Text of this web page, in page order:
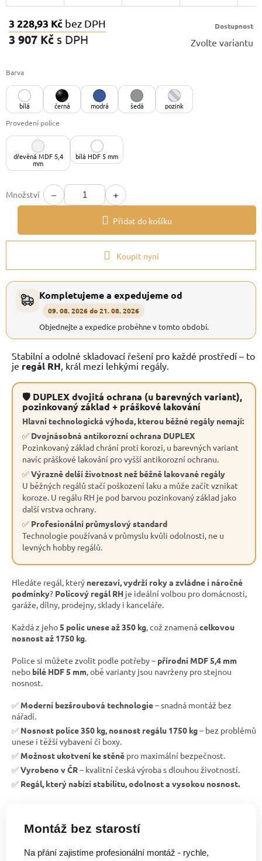
3 228,93 Kč bez DPH
3 907 Kč s DPH
Dostupnost
Zvolte variantu
Barva
bílá černá modrá šedá
pozink
Provedení police
dřevěná MDF 5,4
mm
bílá HDF 5 mm
Množství − +
Přidat do košíku
Koupit nyní
Kompletujeme a expedujeme od
09. 08. 2026 do 21. 08. 2026
Objednejte a expedice proběhne v tomto období.
Stabilní a odolné skladovací řešení pro každé prostředí – to
je regál RH , král mezi lehkými regály.
🛡 DUPLEX dvojitá ochrana (u barevných variant),
pozinkovaný základ + práškové lakování
Hlavní technologická výhoda, kterou běžné regály nemají:
✅ Dvojnásobná antikorozní ochrana DUPLEX
Pozinkovaný základ chrání proti korozi, u barevných variant
navíc práškové lakování pro vyšší antikorozní ochranu.
✅Výrazně delší životnost než běžně lakované regály
U běžných regálů stačí poškození laku a může začít vznikat
koroze. U regálu RH je pod barvou pozinkovaný základ jako
další vrstva ochrany.
✅ Profesionální průmyslový standard
Technologie používaná v průmyslu kvůli odolnosti, ne u
levných hobby regálů.
Hledáte regál, který nerezaví, vydrží roky a zvládne i náročné
podmínky? Policový regál RH je ideální volbou pro domácnosti,
garáže, dílny, prodejny, sklady i kanceláře.
Každá z jeho5 polic unese až 350 kg, což znamenácelkovou
nosnost až 1750 kg.
Police si můžete zvolit podle potřeby – přírodní MDF 5,4 mm
nebo bílé HDF 5 mm, obě varianty jsou navrženy pro stejnou
nosnost.
✅ Moderní bezšroubová technologie– snadná montáž bez
nářadí.
✅ Nosnost police 350 kg, nosnost regálu 1750 kg– bez problémů
unese i těžší vybavení či boxy.
✅ Možnost ukotvení ke stěně pro maximální bezpečnost.
✅Vyrobeno v ČR– kvalitní česká výroba s dlouhou životností.
✅ Regál, který nabízí stabilitu, odolnost a vysokou nosnost.
Montáž bez starostí
Na přání zajistíme profesionální montáž - rychle,